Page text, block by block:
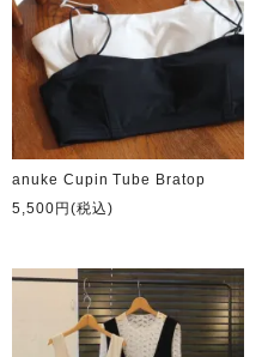
anuke Cupin Tube Bratop
5,500円(税込)